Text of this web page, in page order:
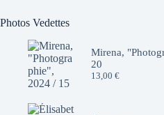
Photos Vedettes
Mirena,
20
13,00 €